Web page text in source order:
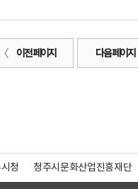
이전 페이지 다음 페이지
청 청주시문화산업진흥재단